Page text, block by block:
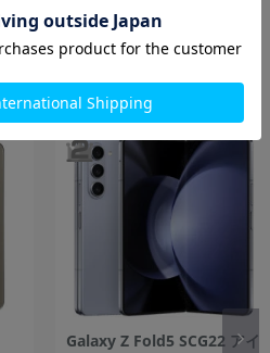
Galaxy Z Fold5 SCG22 アイ